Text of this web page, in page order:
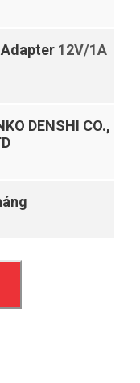
Adapter 12V/1A
DENSHI CO.,